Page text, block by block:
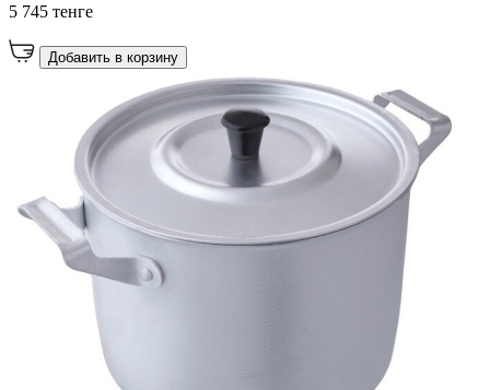
5 745 тенге
Добавить в корзину